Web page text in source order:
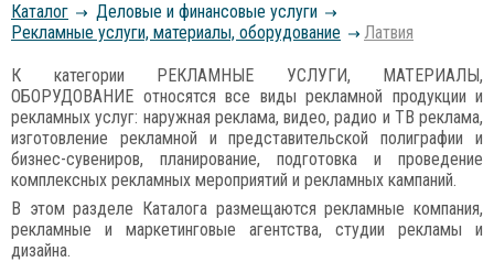
Каталог
Деловые и финансовые услуги
Рекламные услуги, материалы, оборудование
Латвия
К категории РЕКЛАМНЫЕ УСЛУГИ, МАТЕРИАЛЫ,
ОБОРУДОВАНИЕ относятся все виды рекламной продукции и
рекламных услуг: наружная реклама, видео, радио и ТВ реклама,
изготовление рекламной и представительской полиграфии и
бизнес-сувениров, планирование, подготовка и проведение
комплексных рекламных мероприятий и рекламных кампаний.
В этом разделе Каталога размещаются рекламные компания,
рекламные и маркетинговые агентства, студии рекламы и
дизайна.